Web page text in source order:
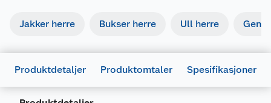
Jakker herre Bukser herre Ull herre
Produktdetaljer Produktomtaler Spesifikasjoner